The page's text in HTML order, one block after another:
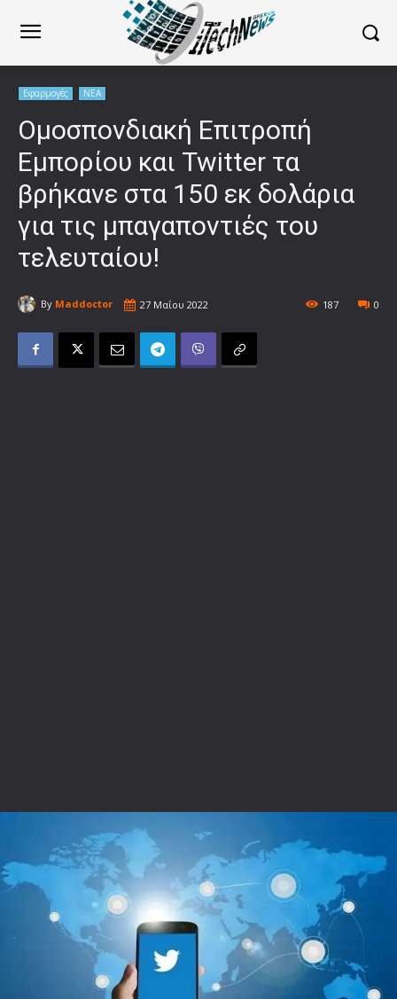
Εφαρμογές ΝΕΑ
Ομοσπονδιακή Επιτροπή
Εμπορίου και Twitter τα
βρήκανε στα 150 εκ δολάρια
για τις μπαγαποντιές του
τελευταίου!
By Maddoctor 27 Μαΐου 2022 0
187